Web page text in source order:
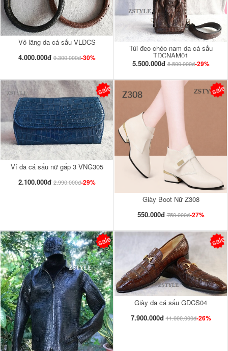
Vô lăng da cá sấu VLDCS
4.000.000đ 9.300.000đ-30%
Túi đeo chéo nam da cá sấu
TDCNAM01
5.500.000đ 8.500.000đ-29%
Ví da cá sấu nữ gấp 3 VNG305
2.100.000đ 2.990.000đ-29%
sale
Giày Boot Nữ Z308
550.000đ 750.000đ-27%
sale
sale
Giày da cá sấu GDCS04
7.900.000đ 11.000.000đ-26%
sale